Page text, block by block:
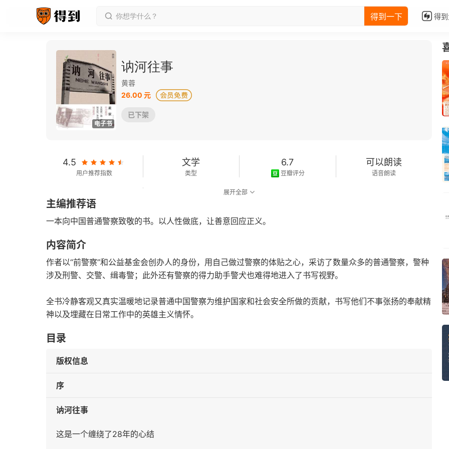
得到一下 得
电子书
讷河往事
黄蓉
26.00 元
已下架
4.5
用户推荐指数
文学
类型
6.7
豆瓣评分
可以朗读
语音朗读
字数
展开全部
主编推荐语
一本向中国普通警察致敬的书。以人性做底，让善意回应正义。
内容简介
作者以“前警察”和公益基金会创办人的身份，用自己做过警察的体贴之心，采访了数量众多的普通警察，警种
涉及刑警、交警、缉毒警；此外还有警察的得力助手警犬也难得地进入了书写视野。
全书冷静客观又真实温暖地记录普通中国警察为维护国家和社会安全所做的贡献，书写他们不事张扬的奉献精
神以及埋藏在日常工作中的英雄主义情怀。
目录
版权信息
序
讷河往事
这是一个缠绕了28年的心结